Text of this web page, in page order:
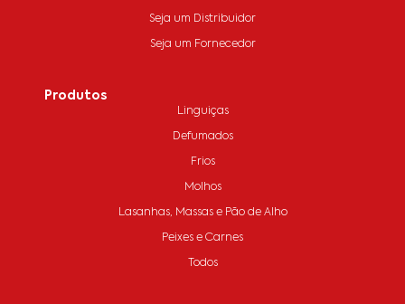
Seja um Distribuidor
Seja um Fornecedor
Produtos
Linguiças
Defumados
Frios
Molhos
Lasanhas, Massas e Pão de Alho
Peixes e Carnes
Todos